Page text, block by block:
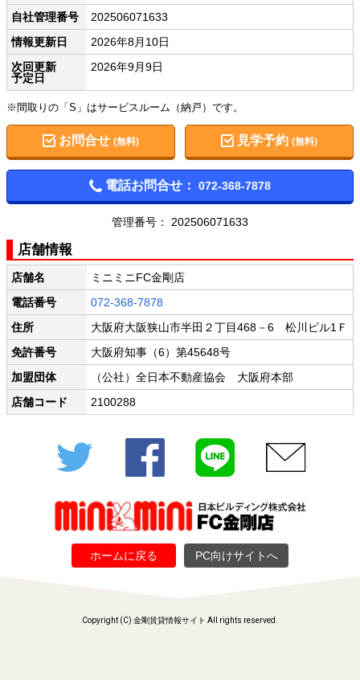
自社管理番号
202506071633
情報更新日
2026年8月10日
次回更新
予定日
2026年9月9日
※間取りの「S」はサービスルーム（納戸）です。
お問合せ (無料) 見学予約(無料)
電話お問合せ： 072-368-7878
管理番号： 202506071633
店舗情報
店舗名
ミニミニFC金剛店
電話番号
072-368-7878
住所
大阪府大阪狭山市半田２丁目468－6 松川ビル1Ｆ
免許番号
大阪府知事（6）第45648号
加盟団体
（公社）全日本不動産協会 大阪府本部
店舗コード
2100288
Twitter Facebook
ホームに戻る PC向けサイトへ
Copyright (C) 金剛賃貸情報サイト All rights reserved.